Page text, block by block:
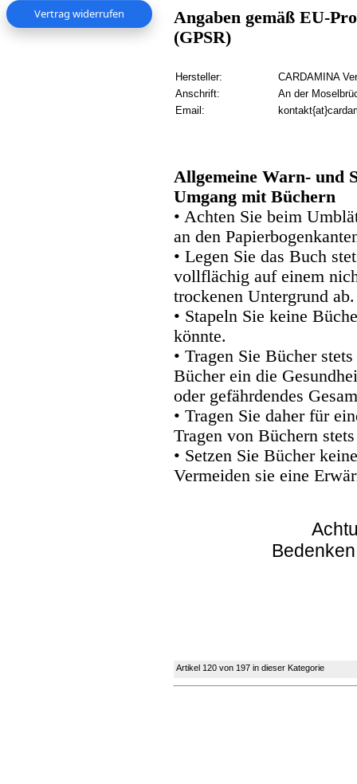
Vertrag widerrufen
Angaben gemäß EU-
(GPSR)
Hersteller:
CARDAMINA
Anschrift:
An der
Email:
Allgemeine Warn- und
Umgang mit Büchern
• Achten Sie beim
an den
• Legen Sie das Buch
vollflächig auf einem
trockenen Untergrund ab.
• Stapeln Sie keine
könnte.
• Tragen Sie Bücher
Bücher ein die
oder gefährdendes
• Tragen Sie daher für
Tragen von Büchern
• Setzen Sie Bücher
Vermeiden sie eine
Artikel 120 von 197 in dieser Kategorie